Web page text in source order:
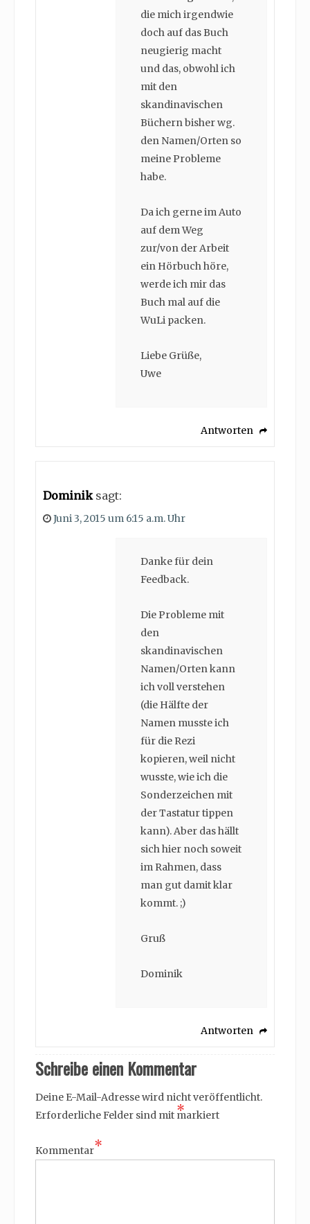
die mich irgendwie
doch auf das Buch
neugierig macht
und das, obwohl ich
mit den
skandinavischen
Büchern bisher wg.
den Namen/Orten so
meine Probleme
habe.
Da ich gerne im Auto
auf dem Weg
zur/von der Arbeit
ein Hörbuch höre,
werde ich mir das
Buch mal auf die
WuLi packen.
Liebe Grüße,
Uwe
Antworten
Dominik sagt:
Juni 3, 2015 um 6:15 a.m. Uhr
Danke für dein
Feedback.
Die Probleme mit
den
skandinavischen
Namen/Orten kann
ich voll verstehen
(die Hälfte der
Namen musste ich
für die Rezi
kopieren, weil nicht
wusste, wie ich die
Sonderzeichen mit
der Tastatur tippen
kann). Aber das hällt
sich hier noch soweit
im Rahmen, dass
man gut damit klar
kommt. ;)
Gruß
Dominik
Antworten
Schreibe einen Kommentar
Deine E-Mail-Adresse wird nicht veröffentlicht.
Erforderliche Felder sind mit *
markiert
Kommentar*